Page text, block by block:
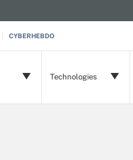
CYBERHEBDO
Technologies